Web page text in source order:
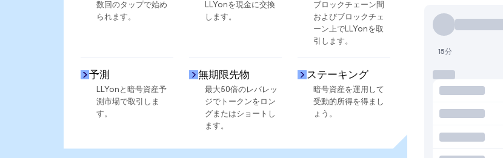
数回のタップで始め
られます。
LLYonを現金に交換
します。
ブロックチェーン間
およびブロックチェ
ーン上でLLYonを取
引します。
予測
LLYonと暗号資産予
測市場で取引しま
す。
無期限先物
最大50倍のレバレッ
ジでトークンをロン
グまたはショートし
ます。
ステーキング
暗号資産を運用して
受動的所得を得まし
ょう。
15分